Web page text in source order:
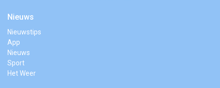
Nieuws
Nieuwstips
App
Nieuws
Sport
Het Weer